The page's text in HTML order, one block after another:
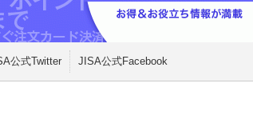
公式Twitter JISA公式Facebook